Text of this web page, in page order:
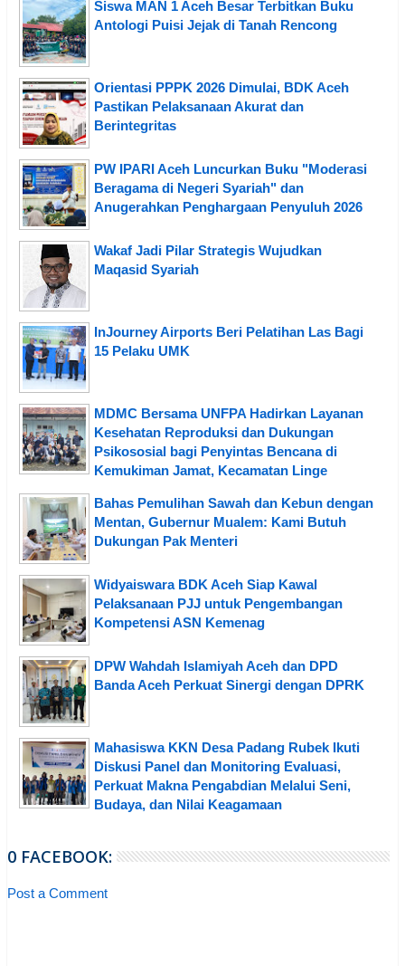
Siswa MAN 1 Aceh Besar Terbitkan Buku
Antologi Puisi Jejak di Tanah Rencong
Orientasi PPPK 2026 Dimulai, BDK Aceh
Pastikan Pelaksanaan Akurat dan
Berintegritas
PW IPARI Aceh Luncurkan Buku "Moderasi
Beragama di Negeri Syariah" dan
Anugerahkan Penghargaan Penyuluh 2026
Wakaf Jadi Pilar Strategis Wujudkan
Maqasid Syariah
InJourney Airports Beri Pelatihan Las Bagi
15 Pelaku UMK
MDMC Bersama UNFPA Hadirkan Layanan
Kesehatan Reproduksi dan Dukungan
Psikososial bagi Penyintas Bencana di
Kemukiman Jamat, Kecamatan Linge
Bahas Pemulihan Sawah dan Kebun dengan
Mentan, Gubernur Mualem: Kami Butuh
Dukungan Pak Menteri
Widyaiswara BDK Aceh Siap Kawal
Pelaksanaan PJJ untuk Pengembangan
Kompetensi ASN Kemenag
DPW Wahdah Islamiyah Aceh dan DPD
Banda Aceh Perkuat Sinergi dengan DPRK
Mahasiswa KKN Desa Padang Rubek Ikuti
Diskusi Panel dan Monitoring Evaluasi,
Perkuat Makna Pengabdian Melalui Seni,
Budaya, dan Nilai Keagamaan
0 FACEBOOK:
Post a Comment